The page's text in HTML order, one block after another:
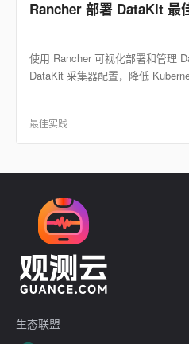
Rancher 部署 DataKit 最
使用 Rancher 可视化部署和管理
DataKit 采集器配置，降低
最佳实践
生态联盟